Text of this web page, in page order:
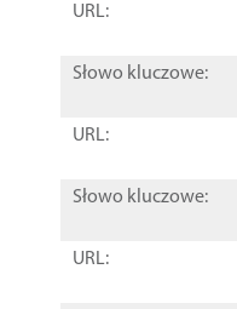
URL:
Słowo kluczowe:
URL:
Słowo kluczowe:
URL: